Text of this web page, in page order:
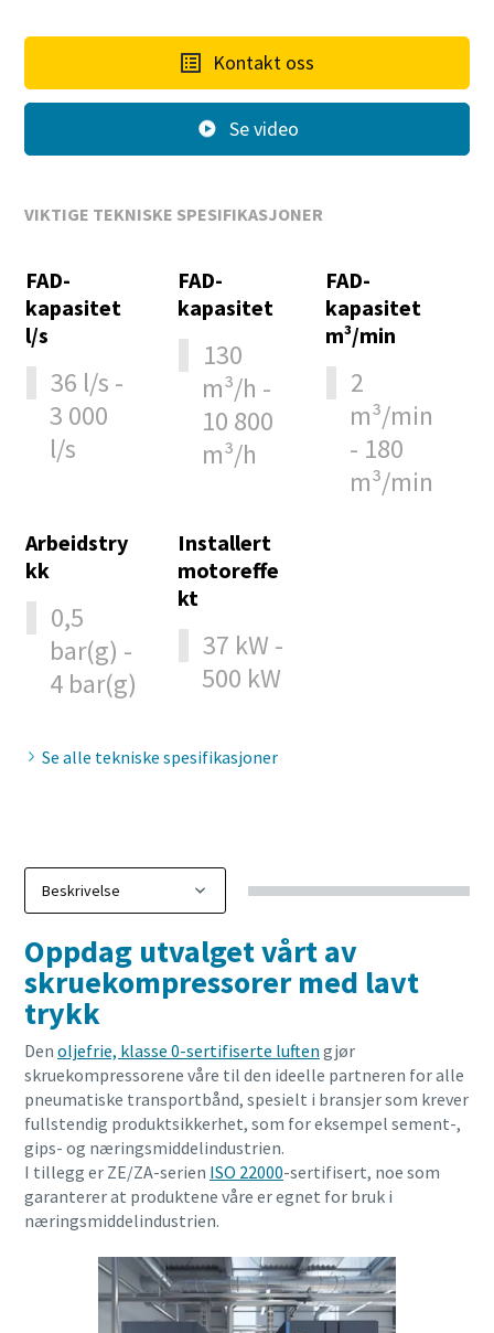
Få mer informasjon
Kontakt oss
Se video
VIKTIGE TEKNISKE SPESIFIKASJONER
FAD-
kapasitet
l/s
36 l/s -
3 000
l/s
FAD-
kapasitet
130
m³/h -
10 800
m³/h
FAD-
kapasitet
m³/min
2
m³/min
- 180
m³/min
Arbeidstry
kk
0,5
bar(g) -
4 bar(g)
Installert
motoreffe
kt
37 kW -
500 kW
Se alle tekniske spesifikasjoner
Oppdag utvalget vårt av
skruekompressorer med lavt
trykk
Den oljefrie, klasse 0-sertifiserte luften gjør
skruekompressorene våre til den ideelle partneren for alle
pneumatiske transportbånd, spesielt i bransjer som krever
fullstendig produktsikkerhet, som for eksempel sement-,
gips- og næringsmiddelindustrien.
I tillegg er ZE/ZA-serien ISO 22000-sertifisert, noe som
garanterer at produktene våre er egnet for bruk i
næringsmiddelindustrien.